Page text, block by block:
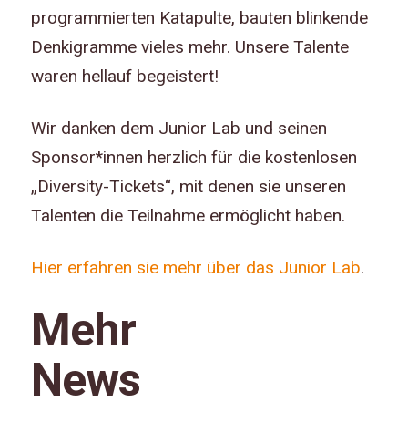
programmierten Katapulte, bauten blinkende
Denkigramme vieles mehr. Unsere Talente
waren hellauf begeistert!
Wir danken dem Junior Lab und seinen
Sponsor*innen herzlich für die kostenlosen
„Diversity-Tickets“, mit denen sie unseren
Talenten die Teilnahme ermöglicht haben.
Hier erfahren sie mehr über das Junior Lab.
Mehr
News